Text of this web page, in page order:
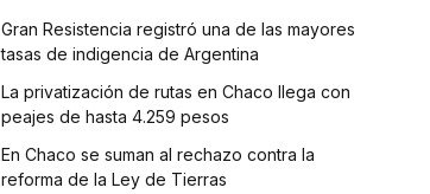
Gran Resistencia registró una de las mayores
tasas de indigencia de Argentina
La privatización de rutas en Chaco llega con
peajes de hasta 4.259 pesos
En Chaco se suman al rechazo contra la
reforma de la Ley de Tierras